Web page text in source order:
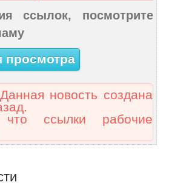
ссылок, посмотрите
просмотра
Данная новость создана
что ссылки рабочие